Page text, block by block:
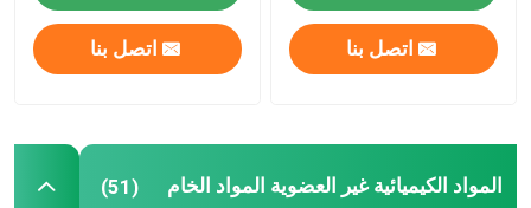
المواد الخام الكيميائية اليومية
المواد الكيميائية غير العضوية المواد الخام
اتصل بنا اتصل بنا
المواد الكيميائية غير العضوية المواد الخام (51)